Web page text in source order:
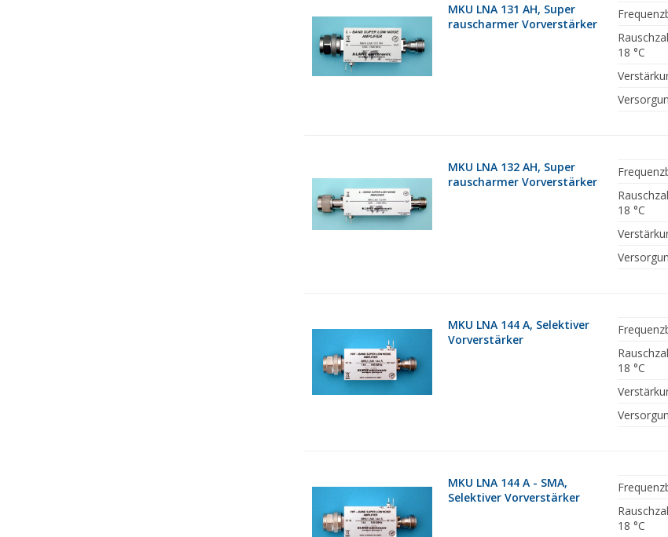
MKU LNA 131 AH, Super
rauscharmer Vorverstärker
18 °C
MKU LNA 132 AH, Super
rauscharmer Vorverstärker
18 °C
MKU LNA 144 A, Selektiver
Vorverstärker
18 °C
MKU LNA 144 A - SMA,
Selektiver Vorverstärker
18 °C